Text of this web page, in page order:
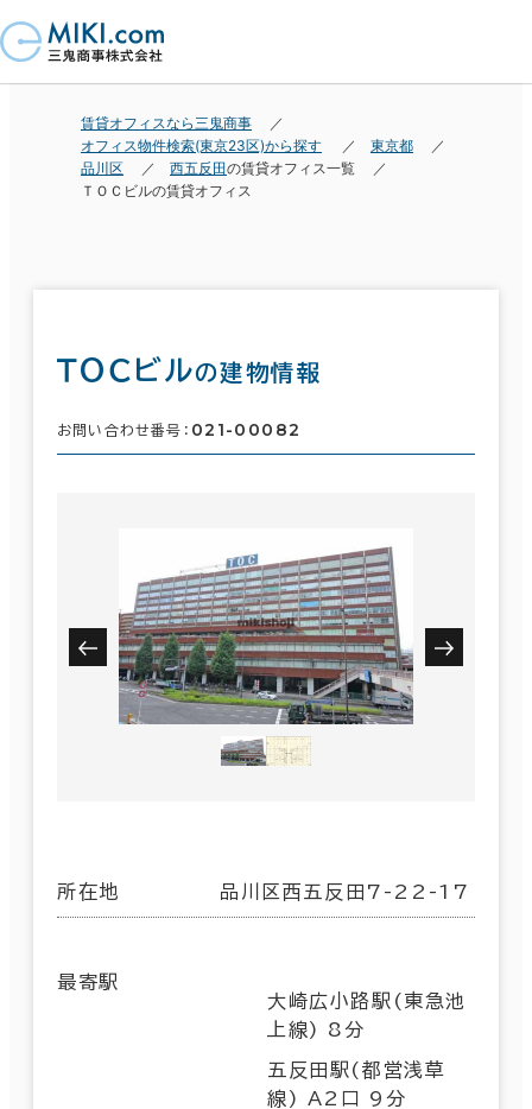
賃貸オフィスなら三鬼商事
オフィス物件検索(東京23区)から探す
東京都
品川区
西五反田の賃貸オフィス一覧
ＴＯＣビルの賃貸オフィス
ＴＯＣビルの建物情報
お問い合わせ番号： 021-00082
所在地 品川区西五反田7-22-17
最寄駅
大崎広小路駅(東急池
上線) 8分
五反田駅(都営浅草
線) A2口 9分